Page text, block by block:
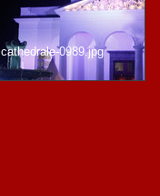
cathedrale-0989.jpg